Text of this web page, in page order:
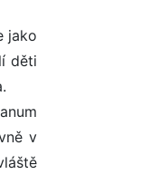
jako
děti
v